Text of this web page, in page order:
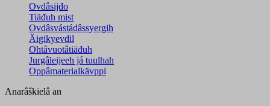
Ovdâsijđo
Tiäđuh mist
Ovdâsvástádâssyergih
Äigikyevdil
Ohtâvuotâtiäđuh
Jurgâleijeeh já tuulhah
Oppâmaterialkävppi
Anarâškielâ an